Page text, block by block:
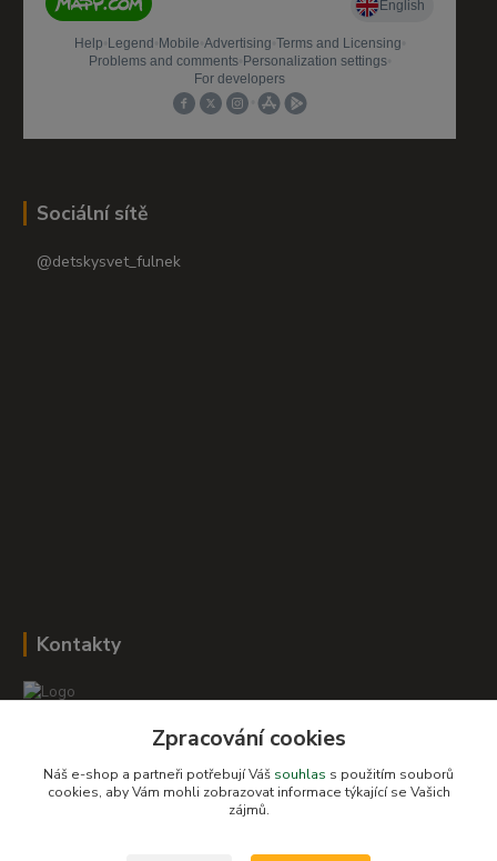
Sociální sítě
@detskysvet_fulnek
Kontakty
+420 604 278 943
obchod-detskysvet@seznam.cz
Zpracování cookies
Náš e-shop a partneři potřebují Váš souhlas s použitím souborů
cookies, aby Vám mohli zobrazovat informace týkající se Vašich
zájmů.